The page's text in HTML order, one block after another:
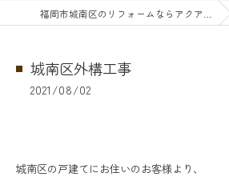
城南区外構工事
2021/08/02
城南区の戸建てにお住いのお客様より、